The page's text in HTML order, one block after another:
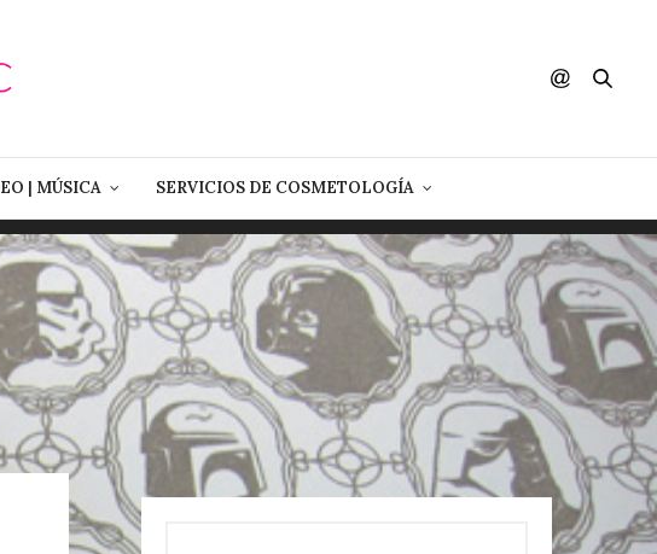
| MÚSICA SERVICIOS DE COSMETOLOGÍA